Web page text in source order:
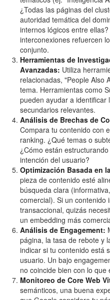
¿Todas las páginas del
autoridad temática del
internos lógicos entre
interconexiones refuercen
conjunto.
Herramientas de
Avanzadas: Utiliza
relacionadas, "People Also
tema. Herramientas como
pueden ayudar a
secundarios relevantes.
Análisis de Brechas de
Compara tu contenido con
ranking. ¿Qué temas o
¿Cómo están
intención del usuario?
Optimización Basada en
pieza de contenido esté
búsqueda clara
comercial). Si un contenido
transaccional, quizás
un embedding más
Análisis de Engagement:
página, la tasa de rebote y
indicar si tu contenido está
usuario. Un bajo
no coincide bien con lo que
Monitoreo de Core Web
semánticos, una buena